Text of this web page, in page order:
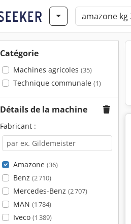
Catégorie
Machines agricoles (35)
Technique communale (1)
Détails de la machine
Fabricant :
Amazone (36)
Benz (2 710)
Mercedes-Benz (2 707)
MAN (1 784)
Iveco (1 389)